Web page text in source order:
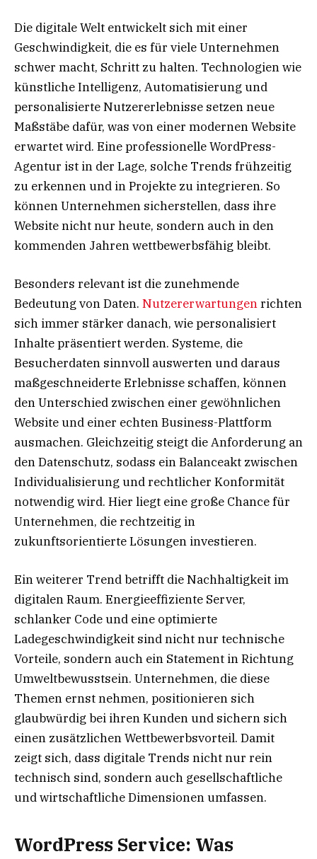
Die digitale Welt entwickelt sich mit einer
Geschwindigkeit, die es für viele Unternehmen
schwer macht, Schritt zu halten. Technologien wie
künstliche Intelligenz, Automatisierung und
personalisierte Nutzererlebnisse setzen neue
Maßstäbe dafür, was von einer modernen Website
erwartet wird. Eine professionelle WordPress-
Agentur ist in der Lage, solche Trends frühzeitig
zu erkennen und in Projekte zu integrieren. So
können Unternehmen sicherstellen, dass ihre
Website nicht nur heute, sondern auch in den
kommenden Jahren wettbewerbsfähig bleibt.
Besonders relevant ist die zunehmende
Bedeutung von Daten. Nutzererwartungenrichten
sich immer stärker danach, wie personalisiert
Inhalte präsentiert werden. Systeme, die
Besucherdaten sinnvoll auswerten und daraus
maßgeschneiderte Erlebnisse schaffen, können
den Unterschied zwischen einer gewöhnlichen
Website und einer echten Business-Plattform
ausmachen. Gleichzeitig steigt die Anforderung an
den Datenschutz, sodass ein Balanceakt zwischen
Individualisierung und rechtlicher Konformität
notwendig wird. Hier liegt eine große Chance für
Unternehmen, die rechtzeitig in
zukunftsorientierte Lösungen investieren.
Ein weiterer Trend betrifft die Nachhaltigkeit im
digitalen Raum. Energieeffiziente Server,
schlanker Code und eine optimierte
Ladegeschwindigkeit sind nicht nur technische
Vorteile, sondern auch ein Statement in Richtung
Umweltbewusstsein. Unternehmen, die diese
Themen ernst nehmen, positionieren sich
glaubwürdig bei ihren Kunden und sichern sich
einen zusätzlichen Wettbewerbsvorteil. Damit
zeigt sich, dass digitale Trends nicht nur rein
technisch sind, sondern auch gesellschaftliche
und wirtschaftliche Dimensionen umfassen.
WordPress Service: Was